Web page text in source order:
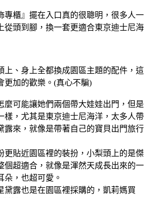
專櫃』擺在入口真的很聰明，很多人一
從頭到腳，換一套更適合東京迪士尼海
上、身上全都換成園區主題的配件，這
更加的歡樂。(真心不騙)
麼可能讓她們兩個帶大娃娃出門，但是
樣，尤其是東京迪士尼海洋，太多人帶
露來，就像是帶著自己的寶貝出門旅行
更貼近園區裡的裝扮，小梨頭上的是傑
個超適合，就像是渾然天成長出來的一
朵，也超可愛。
黛露也是在園區裡採購的，凱莉媽買